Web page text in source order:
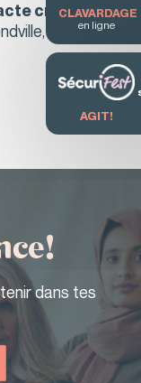
criminel
J2C
dans tes
CLAVARDAGE
en ligne
AGIT!